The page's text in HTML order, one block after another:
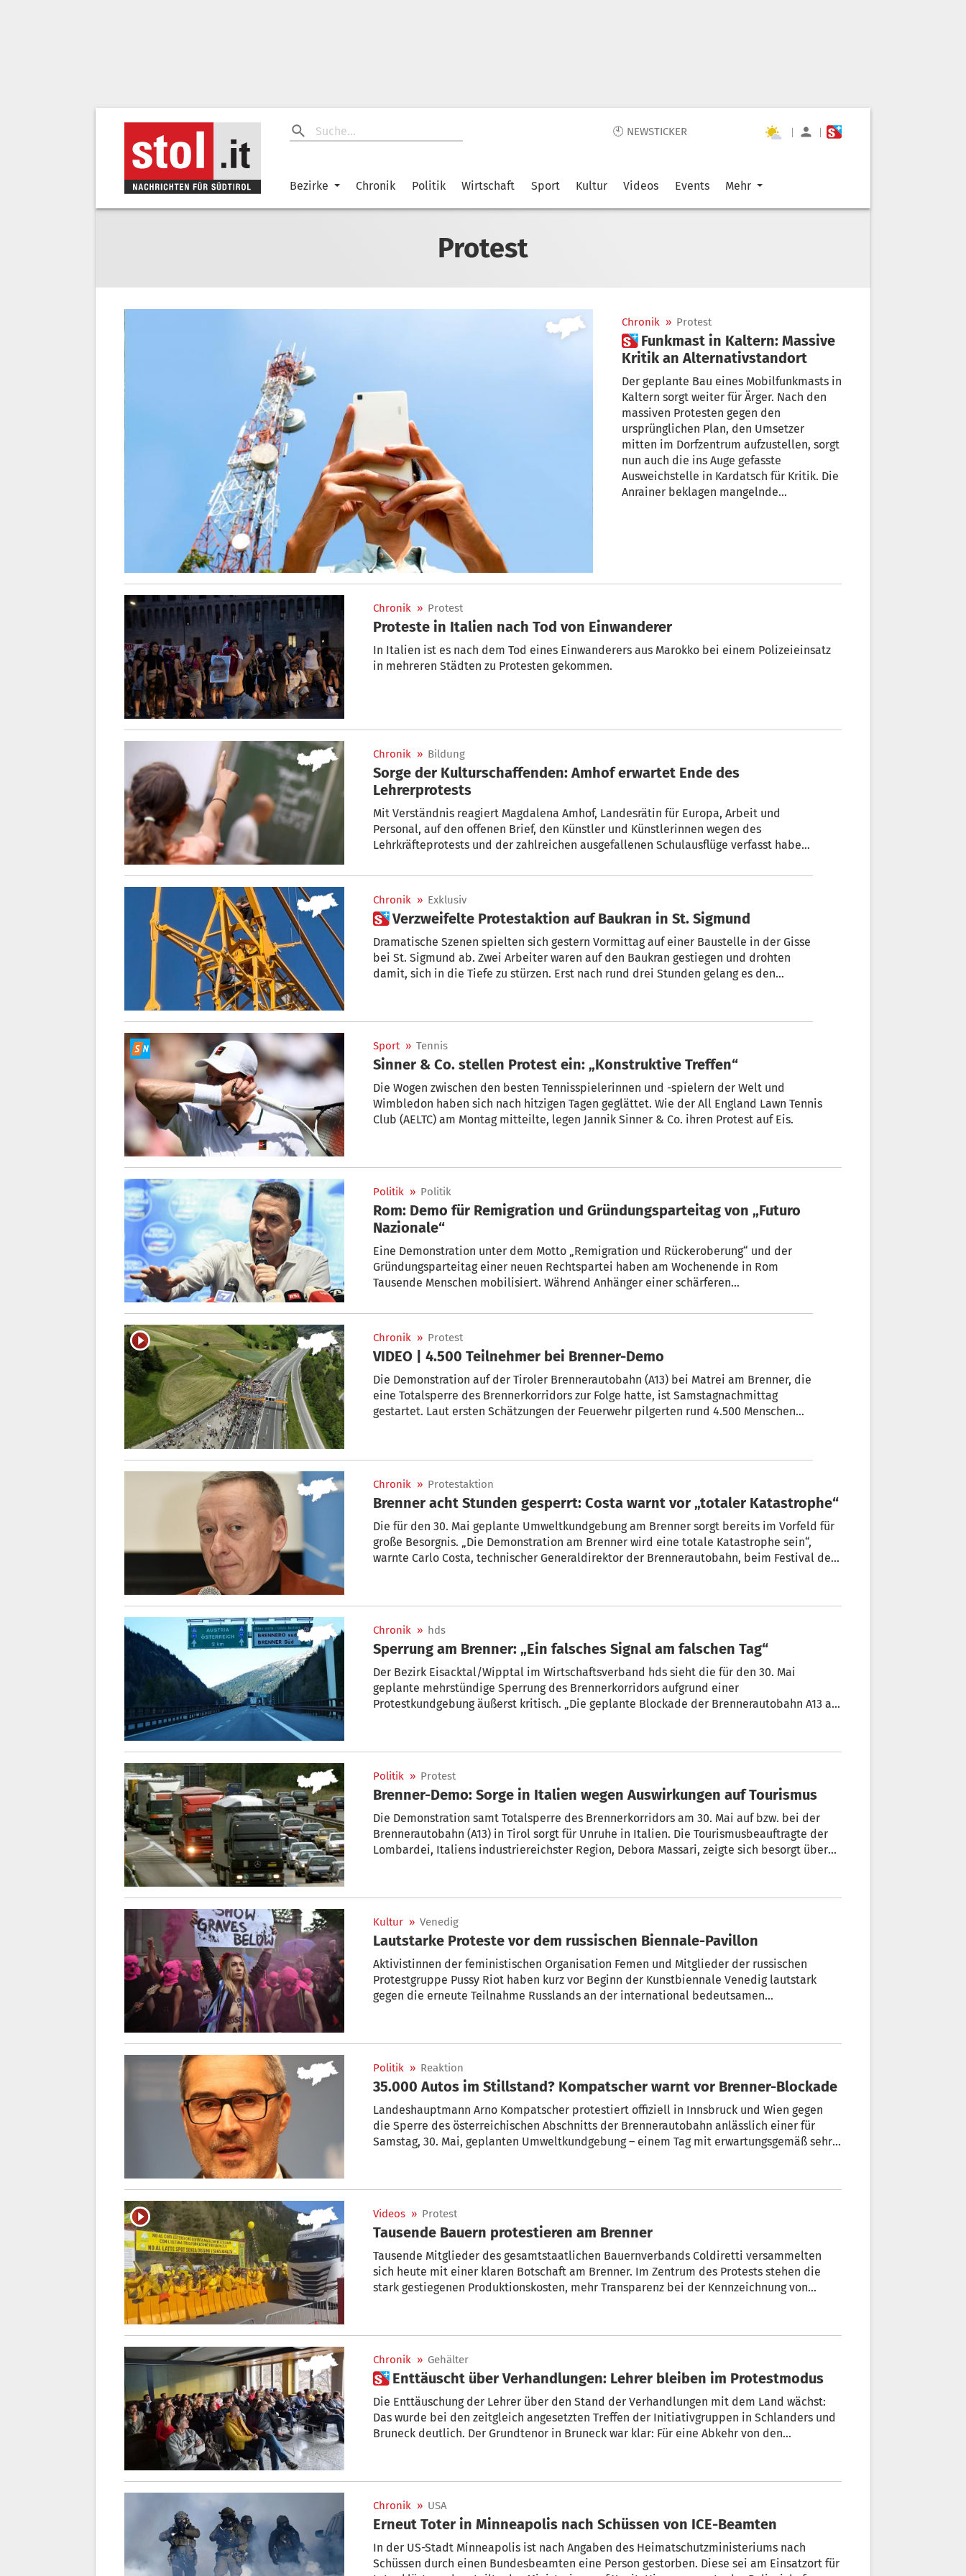
🕙 NEWSTICKER | |
Bezirke Chronik Politik Wirtschaft Sport Kultur Videos Events Mehr
Protest
Chronik » Protest
 Funkmast in Kaltern: Massive
Kritik an Alternativstandort
Der geplante Bau eines Mobilfunkmasts in
Kaltern sorgt weiter für Ärger. Nach den
massiven Protesten gegen den
ursprünglichen Plan, den Umsetzer
mitten im Dorfzentrum aufzustellen, sorgt
nun auch die ins Auge gefasste
Ausweichstelle in Kardatsch für Kritik. Die
Anrainer beklagen mangelnde
Chronik » Protest
Proteste in Italien nach Tod von Einwanderer
In Italien ist es nach dem Tod eines Einwanderers aus Marokko bei einem Polizeieinsatz
in mehreren Städten zu Protesten gekommen.
Chronik » Bildung
Sorge der Kulturschaffenden: Amhof erwartet Ende des
Lehrerprotests
Mit Verständnis reagiert Magdalena Amhof, Landesrätin für Europa, Arbeit und
Personal, auf den offenen Brief, den Künstler und Künstlerinnen wegen des
Lehrkräfteprotests und der zahlreichen ausgefallenen Schulausflüge verfasst haben.
schnell reagiert und ihrerseits einen wichtigen Schritt zur Gehaltserhöhung im
Bildungsbereich getan. Nun, so Amhof, erwarte man sich auch von den
Initiativgruppen eine Rückkehr zum normalen Schulalltag.
Chronik » Exklusiv
 Verzweifelte Protestaktion auf Baukran in St. Sigmund
Dramatische Szenen spielten sich gestern Vormittag auf einer Baustelle in der Gisse
bei St. Sigmund ab. Zwei Arbeiter waren auf den Baukran gestiegen und drohten
damit, sich in die Tiefe zu stürzen. Erst nach rund drei Stunden gelang es den
Sport » Tennis
Sinner & Co. stellen Protest ein: „Konstruktive Treffen“
Die Wogen zwischen den besten Tennisspielerinnen und -spielern der Welt und
Wimbledon haben sich nach hitzigen Tagen geglättet. Wie der All England Lawn Tennis
Club (AELTC) am Montag mitteilte, legen Jannik Sinner & Co. ihren Protest auf Eis.
Politik » Politik
Rom: Demo für Remigration und Gründungsparteitag von „Futuro
Nazionale“
Eine Demonstration unter dem Motto „Remigration und Rückeroberung“ und der
Gründungsparteitag einer neuen Rechtspartei haben am Wochenende in Rom
Tausende Menschen mobilisiert. Während Anhänger einer schärferen
Futuro Nazionale (Nationale Zukunft) des Ex-Armeegenerals und Politikers Roberto
Vannacci zu ihrem ersten Parteitag.
Chronik » Protest
VIDEO | 4.500 Teilnehmer bei Brenner-Demo
Die Demonstration auf der Tiroler Brennerautobahn (A13) bei Matrei am Brenner, die
eine Totalsperre des Brennerkorridors zur Folge hatte, ist Samstagnachmittag
gestartet. Laut ersten Schätzungen der Feuerwehr pilgerten rund 4.500 Menschen
„historischen Moment.“
Chronik » Protestaktion
Brenner acht Stunden gesperrt: Costa warnt vor „totaler Katastrophe“
Die für den 30. Mai geplante Umweltkundgebung am Brenner sorgt bereits im Vorfeld für
große Besorgnis. „Die Demonstration am Brenner wird eine totale Katastrophe sein“,
warnte Carlo Costa, technischer Generaldirektor der Brennerautobahn, beim Festival der
Chronik » hds
Sperrung am Brenner: „Ein falsches Signal am falschen Tag“
Der Bezirk Eisacktal/Wipptal im Wirtschaftsverband hds sieht die für den 30. Mai
geplante mehrstündige Sperrung des Brennerkorridors aufgrund einer
Protestkundgebung äußerst kritisch. „Die geplante Blockade der Brennerautobahn A13 auf
Reisetage des Jahres.“
Politik » Protest
Brenner-Demo: Sorge in Italien wegen Auswirkungen auf Tourismus
Die Demonstration samt Totalsperre des Brennerkorridors am 30. Mai auf bzw. bei der
Brennerautobahn (A13) in Tirol sorgt für Unruhe in Italien. Die Tourismusbeauftragte der
Lombardei, Italiens industriereichster Region, Debora Massari, zeigte sich besorgt über
Kultur » Venedig
Lautstarke Proteste vor dem russischen Biennale-Pavillon
Aktivistinnen der feministischen Organisation Femen und Mitglieder der russischen
Protestgruppe Pussy Riot haben kurz vor Beginn der Kunstbiennale Venedig lautstark
gegen die erneute Teilnahme Russlands an der international bedeutsamen
Ausstellungsgebäude lautstark Luft und warfen rosafarbene Rauchbomben.
Politik » Reaktion
35.000 Autos im Stillstand? Kompatscher warnt vor Brenner-Blockade
Landeshauptmann Arno Kompatscher protestiert offiziell in Innsbruck und Wien gegen
die Sperre des österreichischen Abschnitts der Brennerautobahn anlässlich einer für
Samstag, 30. Mai, geplanten Umweltkundgebung – einem Tag mit erwartungsgemäß sehr
Nebenstraßen ausweichen könnten, sondern nur auf andere Alpenübergänge.
Videos » Protest
Tausende Bauern protestieren am Brenner
Tausende Mitglieder des gesamtstaatlichen Bauernverbands Coldiretti versammelten
sich heute mit einer klaren Botschaft am Brenner. Im Zentrum des Protests stehen die
stark gestiegenen Produktionskosten, mehr Transparenz bei der Kennzeichnung von
Chronik » Gehälter
 Enttäuscht über Verhandlungen: Lehrer bleiben im Protestmodus
Die Enttäuschung der Lehrer über den Stand der Verhandlungen mit dem Land wächst:
Das wurde bei den zeitgleich angesetzten Treffen der Initiativgruppen in Schlanders und
Bruneck deutlich. Der Grundtenor in Bruneck war klar: Für eine Abkehr von den
Chronik » USA
Erneut Toter in Minneapolis nach Schüssen von ICE-Beamten
In der US-Stadt Minneapolis ist nach Angaben des Heimatschutzministeriums nach
Schüssen durch einen Bundesbeamten eine Person gestorben. Diese sei am Einsatzort für